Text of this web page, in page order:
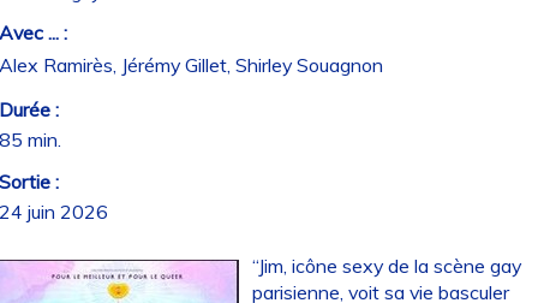
... :
Ramirès, Jérémy Gillet, Shirley Souagnon
:
min.
:
juin 2026
“Jim, icône sexy de la scène gay
parisienne, voit sa vie basculer